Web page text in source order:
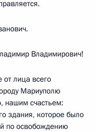
Владимирович!
от лица всего
Мариуполю
нашим счастьем:
здания, которое было
по освобождению